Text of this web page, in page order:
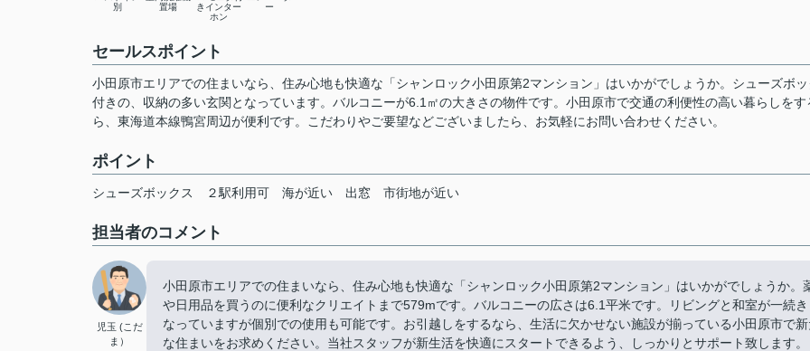
別
置場
きインター
ホン
ー
セールスポイント
小田原市エリアでの住まいなら、住み心地も快適な「シャンロック小田原第2マンション」はいかがでしょうか。シューズボ
付きの、収納の多い玄関となっています。バルコニーが6.1㎡の大きさの物件です。小田原市で交通の利便性の高い暮らしをす
ら、東海道本線鴨宮周辺が便利です。こだわりやご要望などございましたら、お気軽にお問い合わせください。
ポイント
シューズボックス ２駅利用可 海が近い 出窓 市街地が近い
担当者のコメント
児玉 (こだ
ま）
小田原市エリアでの住まいなら、住み心地も快適な「シャンロック小田原第2マンション」はいかがでしょうか。
や日用品を買うのに便利なクリエイトまで579mです。バルコニーの広さは6.1平米です。リビングと和室が一続
なっていますが個別での使用も可能です。お引越しをするなら、生活に欠かせない施設が揃っている小田原市で
な住まいをお求めください。当社スタッフが新生活を快適にスタートできるよう、しっかりとサポート致します。